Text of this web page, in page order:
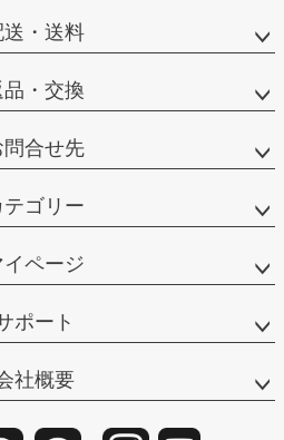
送・送料
品・交換
問合せ先
テゴリー
イページ
ポート
社概要